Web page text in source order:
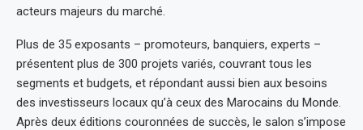
acteurs majeurs du marché.
Plus de 35 exposants – promoteurs, banquiers, experts –
présentent plus de 300 projets variés, couvrant tous les
segments et budgets, et répondant aussi bien aux besoins
des investisseurs locaux qu’à ceux des Marocains du Monde.
Après deux éditions couronnées de succès, le salon s’impose